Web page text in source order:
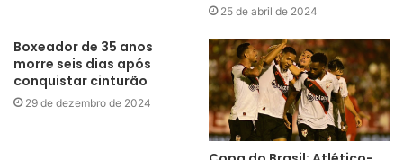
25 de abril de 2024
Boxeador de 35 anos
morre seis dias após
conquistar cinturão
29 de dezembro de 2024